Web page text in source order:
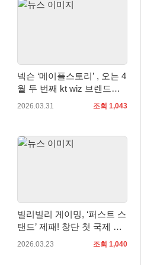
넥슨 ‘메이플스토리’ , 오는 4
월 두 번째 kt wiz 브렌드데
이 경기 진행
2026.03.31 조회 1,043
빌리빌리 게이밍, ‘퍼스트 스
탠드’ 제패! 창단 첫 국제 대
회 우승
2026.03.23 조회 1,040